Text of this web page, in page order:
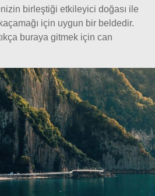
birleştiği etkileyici doğası ile
için uygun bir beldedir.
buraya gitmek için can